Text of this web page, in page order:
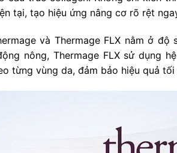
tại, tạo hiệu ứng nâng cơ rõ rệt
và Thermage FLX nằm ở độ
nông, Thermage FLX sử dụng
từng vùng da, đảm bảo hiệu quả